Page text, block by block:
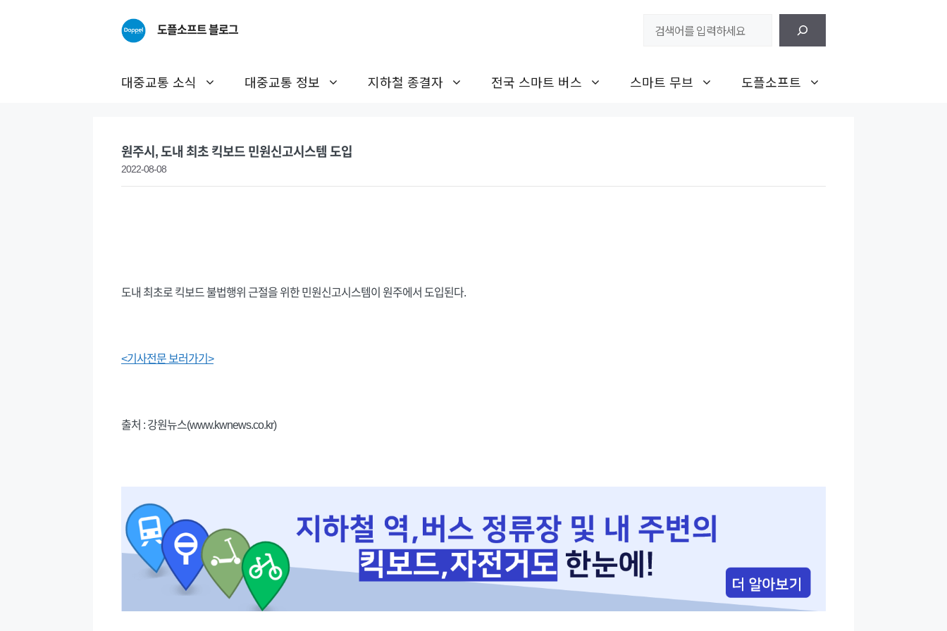
도플소프트 블로그
대중교통 소식 대중교통 정보 지하철 종결자 전국 스마트 버스 스마트 무브 도플소프트
원주시, 도내 최초 킥보드 민원신고시스템 도입
2022-08-08
도내 최초로 킥보드 불법행위 근절을 위한 민원신고시스템이 원주에서 도입된다.
<기사전문 보러가기>
출처 : 강원뉴스(www.kwnews.co.kr)